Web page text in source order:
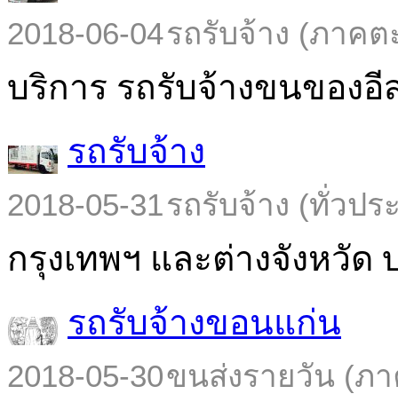
2018-06-04รถรับจ้าง (ภาคต
บริการ รถรับจ้างขนของ
รถรับจ้าง
2018-05-31รถรับจ้าง (ทั่วปร
กรุงเทพฯ และต่างจังหวัด
รถรับจ้างขอนแก่น
2018-05-30ขนส่งรายวัน (ภ